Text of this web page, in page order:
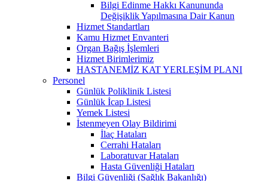
Bilgi Edinme Hakkı Kanununda
Değişiklik Yapılmasına Dair Kanun
Hizmet Standartları
Kamu Hizmet Envanteri
Organ Bağış İşlemleri
Hizmet Birimlerimiz
HASTANEMİZ KAT YERLEŞİM PLANI
Personel
Günlük Poliklinik Listesi
Günlük İcap Listesi
Yemek Listesi
İstenmeyen Olay Bildirimi
İlaç Hataları
Cerrahi Hataları
Laboratuvar Hataları
Hasta Güvenliği Hataları
Bilgi Güvenliği (Sağlık Bakanlığı)